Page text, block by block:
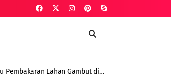
Tekankan Disiplin dan